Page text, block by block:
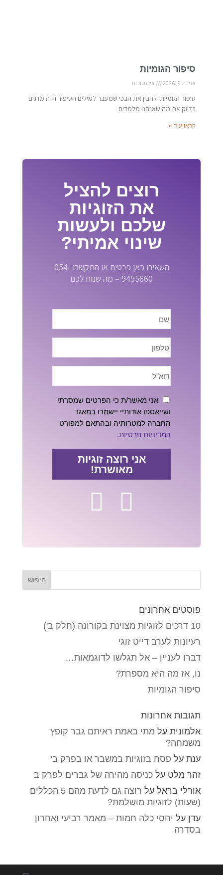
סיפור הגומיות
אפריל 9, 2026 אין תגובות
סיפור הגומיות: להבין את הבכי שמעבר למילים הסיפור הזה מדגים
בדיוק את מה שאנחנו מלמדים
קראו עוד »
רוצים להציל
את הזוגיות
שלכם ולעשות
שינוי אמיתי?
השאירו כאן פרטים או התקשרו 054-
9455660 – מה שנוח לכם
אני מאשר/ת כי הפרטים שמסרתי
ושייאספו אודותיי יישמרו במאגר
החברה למטרותיה ובהתאם למפורט
במדיניות פרטיות.
אני רוצה זוגיות
מאושרת!
פוסטים אחרונים
10 דרכים לזוגיות מצוינת בקורונה (חלק ב')
רעיונות לערב דייט זוגי
דברו לעניין – אל תגלשו לדוגמאות…
נו, אז מה היא מספרת?
סיפור הגומיות
תגובות אחרונות
אלמוניתעל מתי באמת ראיתם גבר קופץ
משמחה?
ענתעל פסח בזוגיות במשבר או בפרק ב'
זהר מלט על כניסה מהירה של גברים לפרק ב
אורלי בראלעל
רוצה גם לדעת מהם 5 הכללים
(שעות) לזוגיות מושלמת?
עדן על יחסי כלה חמות – מאמר רביעי ואחרון
בסדרה